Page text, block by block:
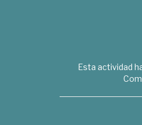
Esta actividad